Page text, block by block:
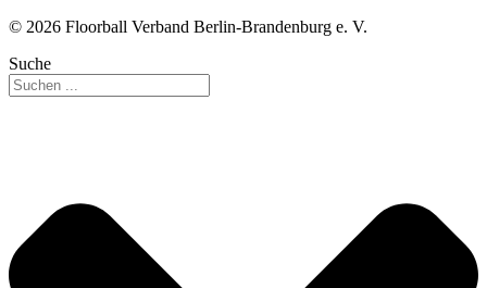
© 2026 Floorball Verband Berlin-Brandenburg e. V.
Suche